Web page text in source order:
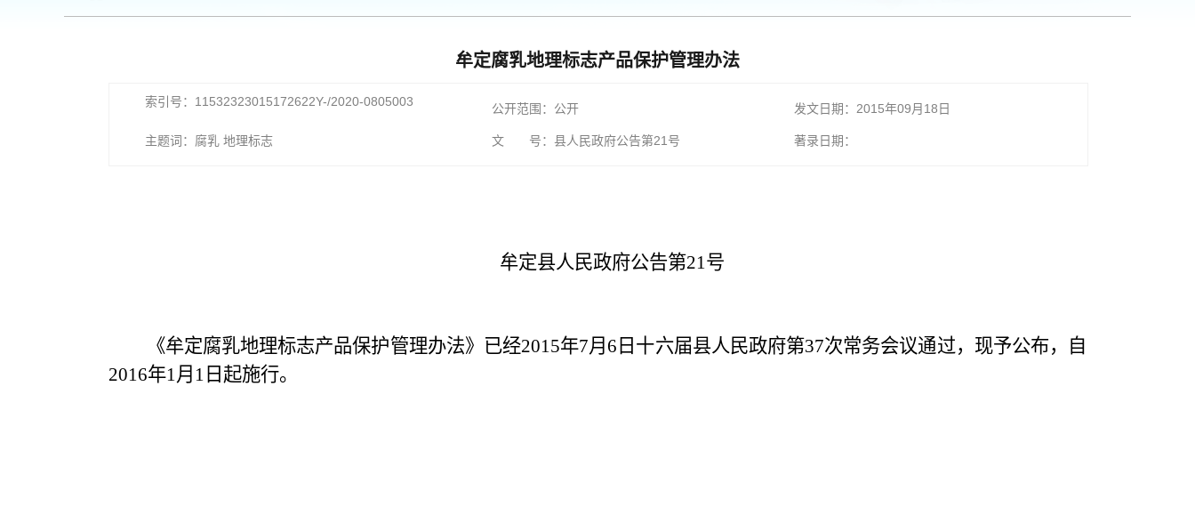
牟定腐乳地理标志产品保护管理办法
索引号：11532323015172622Y-/2020-0805003 公开范围：公开 发文日期：2015年09月18日
主题词：腐乳 地理标志 文 号：县人民政府公告第21号 著录日期：
牟定县人民政府公告第21号
《牟定腐乳地理标志产品保护管理办法》已经2015年7月6日十六届县人民政府第37次常务会议通过，现予公布，自
2016年1月1日起施行。